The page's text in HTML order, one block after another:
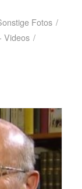
Fotos /
Videos /